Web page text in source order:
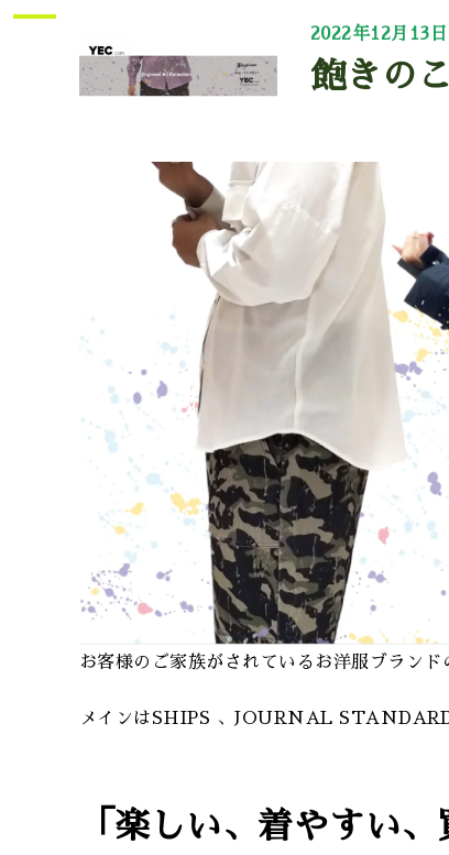
2022年12月13日
飽きの
お客様のご家族がされているお洋服ブランド
メインはSHIPS 、JOURNAL STANDARD
「楽しい、着やすい